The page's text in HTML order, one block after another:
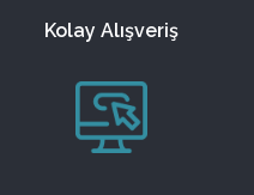
Kolay Alışveriş